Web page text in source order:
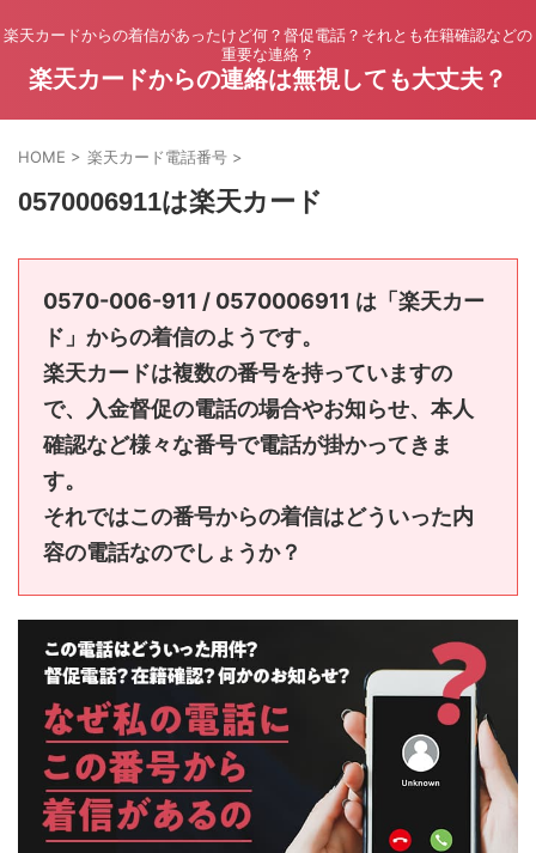
楽天カードからの着信があったけど何？督促電話？それとも在籍確認などの
重要な連絡？
楽天カードからの連絡は無視しても大丈夫？
HOME > 楽天カード電話番号 >
0570006911は楽天カード
0570-006-911 / 0570006911 は「楽天カー
ド」からの着信のようです。
楽天カードは複数の番号を持っていますの
で、入金督促の電話の場合やお知らせ、本人
確認など様々な番号で電話が掛かってきま
す。
それではこの番号からの着信はどういった内
容の電話なのでしょうか？